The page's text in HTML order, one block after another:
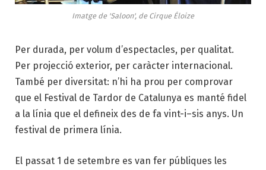
Imatge de 'Saloon', de Cirque Éloize
Per durada, per volum d’espectacles, per qualitat.
Per projecció exterior, per caràcter internacional.
També per diversitat: n’hi ha prou per comprovar
que el Festival de Tardor de Catalunya es manté fidel
a la línia que el defineix des de fa vint-i–sis anys. Un
festival de primera línia.
El passat 1 de setembre es van fer públiques les